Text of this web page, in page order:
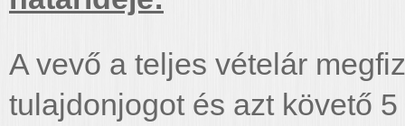
A vevő a teljes vételár
tulajdonjogot és azt követő